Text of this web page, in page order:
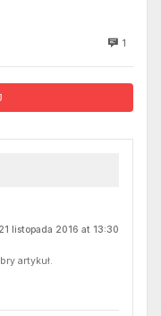
1
21 listopada 2016 at 13:30
artykuł.